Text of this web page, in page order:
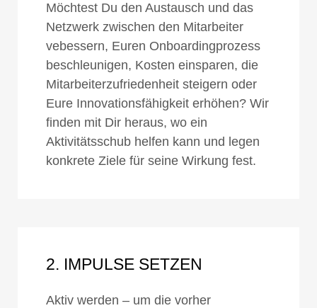
Möchtest Du den Austausch und das
Netzwerk zwischen den Mitarbeiter
vebessern, Euren Onboardingprozess
beschleunigen, Kosten einsparen, die
Mitarbeiterzufriedenheit steigern oder
Eure Innovationsfähigkeit erhöhen? Wir
finden mit Dir heraus, wo ein
Aktivitätsschub helfen kann und legen
konkrete Ziele für seine Wirkung fest.
2. IMPULSE SETZEN
Aktiv werden – um die vorher